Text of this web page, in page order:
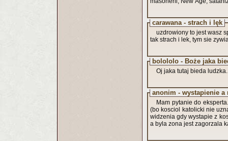
carawana - strach i lęk
uzdrowiony to jest
tak strach i lek, tym sie
bolololo - Boże jaka
Oj jaka tutaj bieda
anonim - wystapienie a
Mam pytanie do
(bo kosciol katolicki nie
widzenia gdy wystapie z
a byla zona jest zagorzala